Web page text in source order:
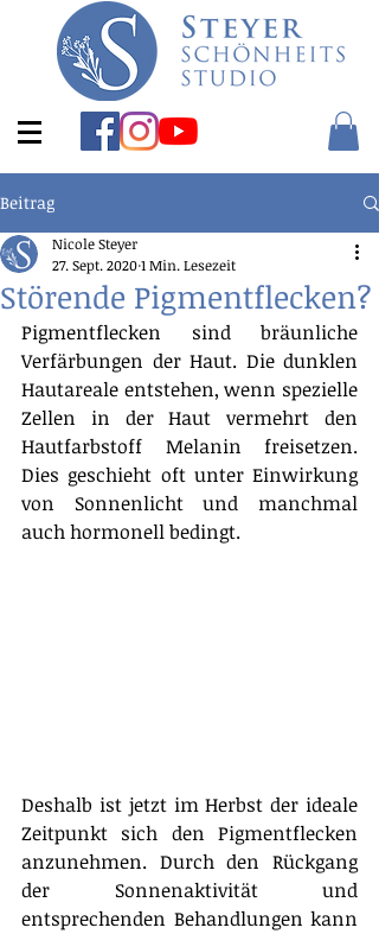
Beitrag
Störende Pigmentflecken?
Nicole Steyer
27. Sept. 20201 Min. Lesezeit
Pigmentflecken sind bräunliche
Verfärbungen der Haut. Die dunklen
Hautareale entstehen, wenn spezielle
Zellen in der Haut vermehrt den
Hautfarbstoff Melanin freisetzen.
Dies geschieht oft unter Einwirkung
von Sonnenlicht und manchmal
auch hormonell bedingt.
Deshalb ist jetzt im Herbst der ideale
Zeitpunkt sich den Pigmentflecken
anzunehmen. Durch den Rückgang
der Sonnenaktivität und
entsprechenden Behandlungen kann